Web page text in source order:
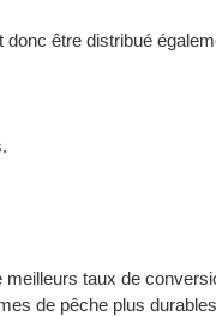
être distribué
taux de
de pêche plus